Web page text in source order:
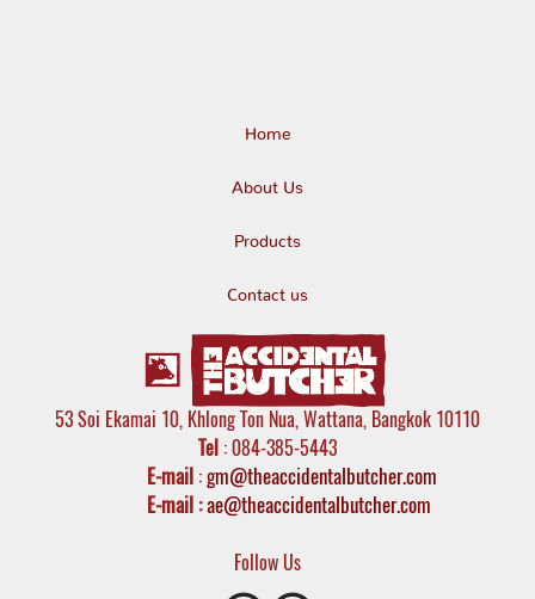
Home
About Us
Products
Contact us
53 Soi Ekamai 10, Khlong Ton Nua, Wattana, Bangkok 10110
Tel : 084-385-5443
E-mail:gm@theaccidentalbutcher.com
E-mail :ae@theaccidentalbutcher.com
Follow Us